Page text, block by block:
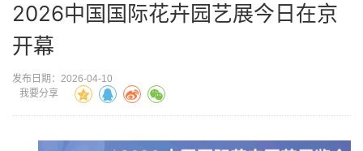
2026中国国际花卉园艺展今日在京
开幕
发布日期：2026-04-10
我要分享